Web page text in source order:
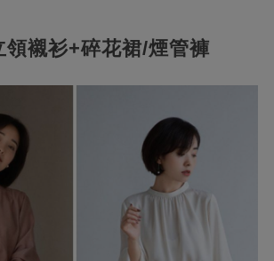
襯衫+碎花裙/煙管褲